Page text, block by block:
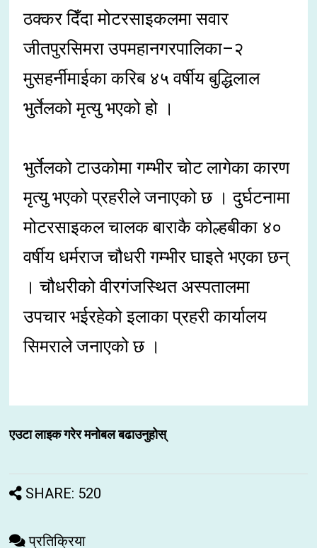
ठक्कर दिँदा मोटरसाइकलमा सवार
जीतपुरसिमरा उपमहानगरपालिका–२
मुसहर्नीमाईका करिब ४५ वर्षीय बुद्धिलाल
भुर्तेलको मृत्यु भएको हो ।
भुर्तेलको टाउकोमा गम्भीर चोट लागेका कारण
मृत्यु भएको प्रहरीले जनाएको छ । दुर्घटनामा
मोटरसाइकल चालक बाराकै कोल्हबीका ४०
वर्षीय धर्मराज चौधरी गम्भीर घाइते भएका छन्
। चौधरीको वीरगंजस्थित अस्पतालमा
उपचार भईरहेको इलाका प्रहरी कार्यालय
सिमराले जनाएको छ ।
एउटा लाइक गरेर मनोबल बढाउनुहोस्
SHARE: 520
प्रतिक्रिया